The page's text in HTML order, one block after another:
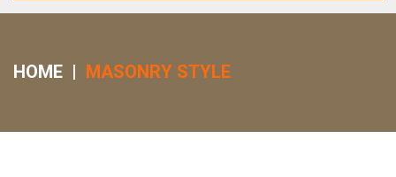
HOME MASONRY STYLE